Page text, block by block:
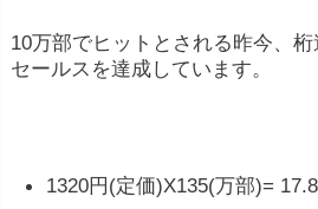
10万部でヒットとされる昨今、
セールスを達成しています。
1320円(定価)X135(万部)=